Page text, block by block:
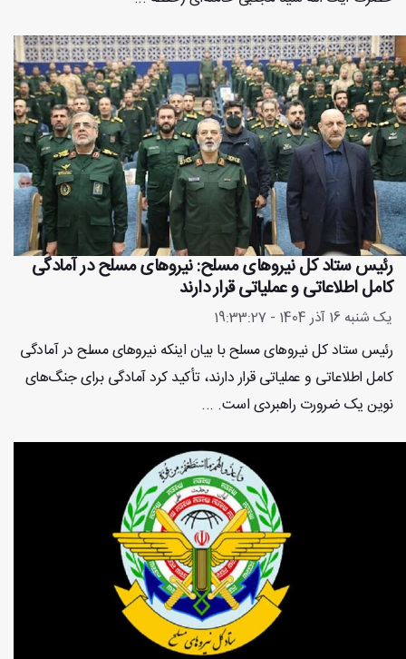
رئیس ستاد کل نیروهای مسلح: نیروهای مسلح در آمادگی
کامل اطلاعاتی و عملیاتی قرار دارند
یک شنبه 16 آذر 1404 - 19:33:27
رئیس ستاد کل نیروهای مسلح با بیان اینکه نیروهای مسلح در آمادگی
کامل اطلاعاتی و عملیاتی قرار دارند، تأکید کرد آمادگی برای جنگ‌های
نوین یک ضرورت راهبردی است. ...